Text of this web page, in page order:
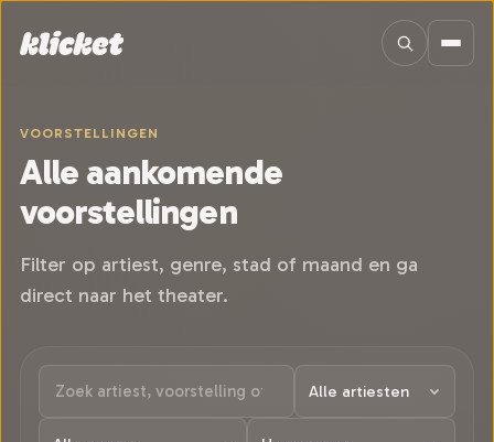
VOORSTELLINGEN
Alle aankomende
voorstellingen
Filter op artiest, genre, stad of maand en ga
direct naar het theater.